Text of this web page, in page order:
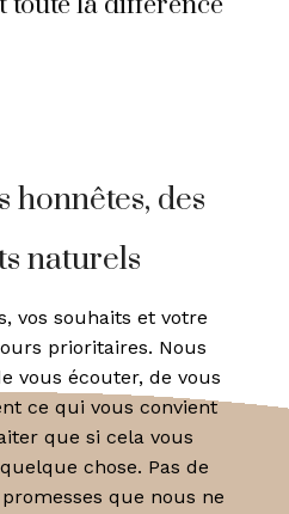
honnêtes, des
naturels
vos souhaits et votre
prioritaires. Nous
vous écouter, de vous
ce qui vous convient
que si cela vous
chose. Pas de
que nous ne